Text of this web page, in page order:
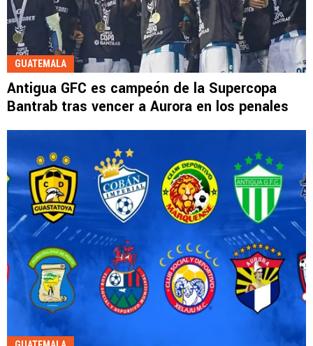
GUATEMALA
Antigua GFC es campeón de la Supercopa
Bantrab tras vencer a Aurora en los penales